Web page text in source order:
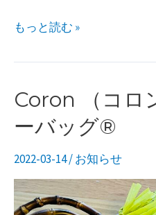
が
®︎
は
い
か
ジ
リ
ッ
グ
®︎Basket
もっと読む »
Coron （コロ
ーバッグ®︎
2022-03-14/お知らせ